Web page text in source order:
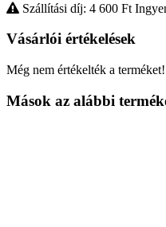
Szállítási díj: 4 600 Ft
Vásárlói értékelések
Még nem értékelték a terméket!
Mások az alábbi